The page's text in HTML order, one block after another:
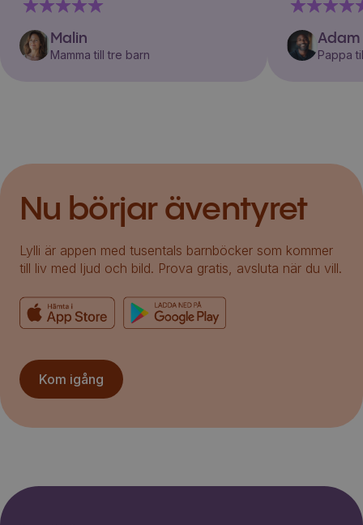
Malin
Mamma till tre barn
Adam
Pappa
Nu börjar äventyret
Lylli är appen med tusentals barnböcker som kommer
till liv med ljud och bild. Prova gratis, avsluta när du vill.
Kom igång